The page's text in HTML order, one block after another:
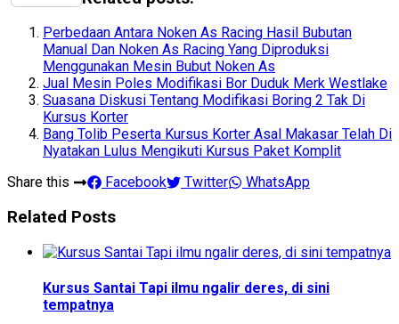
Perbedaan Antara Noken As Racing Hasil Bubutan
Manual Dan Noken As Racing Yang Diproduksi
Menggunakan Mesin Bubut Noken As
Jual Mesin Poles Modifikasi Bor Duduk Merk Westlake
Suasana Diskusi Tentang Modifikasi Boring 2 Tak Di
Kursus Korter
Bang Tolib Peserta Kursus Korter Asal Makasar Telah Di
Nyatakan Lulus Mengikuti Kursus Paket Komplit
Share this
Facebook Twitter WhatsApp
Related Posts
Kursus Santai Tapi ilmu ngalir deres, di sini
tempatnya